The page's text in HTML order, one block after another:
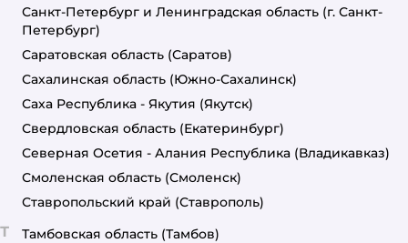
Санкт-Петербург и Ленинградская область (г. Санкт-
Петербург)
Саратовская область (Саратов)
Сахалинская область (Южно-Сахалинск)
Саха Республика - Якутия (Якутск)
Свердловская область (Екатеринбург)
Северная Осетия - Алания Республика (Владикавказ)
Смоленская область (Смоленск)
Ставропольский край (Ставрополь)
Т Тамбовская область (Тамбов)